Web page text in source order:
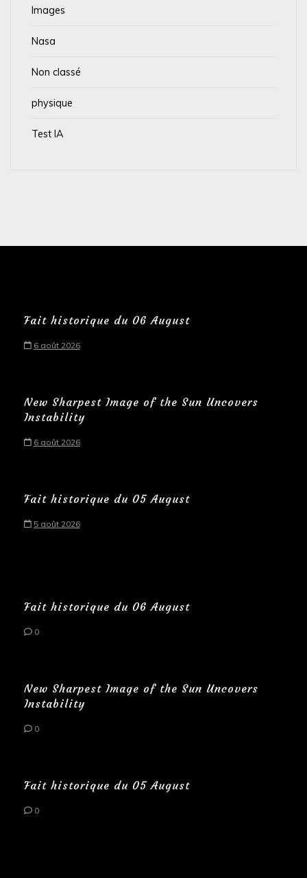
Images
Nasa
Non classé
physique
Test IA
Fait historique du 06 August
6 août 2026
New Sharpest Image of the Sun Uncovers
Instability
6 août 2026
Fait historique du 05 August
5 août 2026
Fait historique du 06 August
0
New Sharpest Image of the Sun Uncovers
Instability
0
Fait historique du 05 August
0